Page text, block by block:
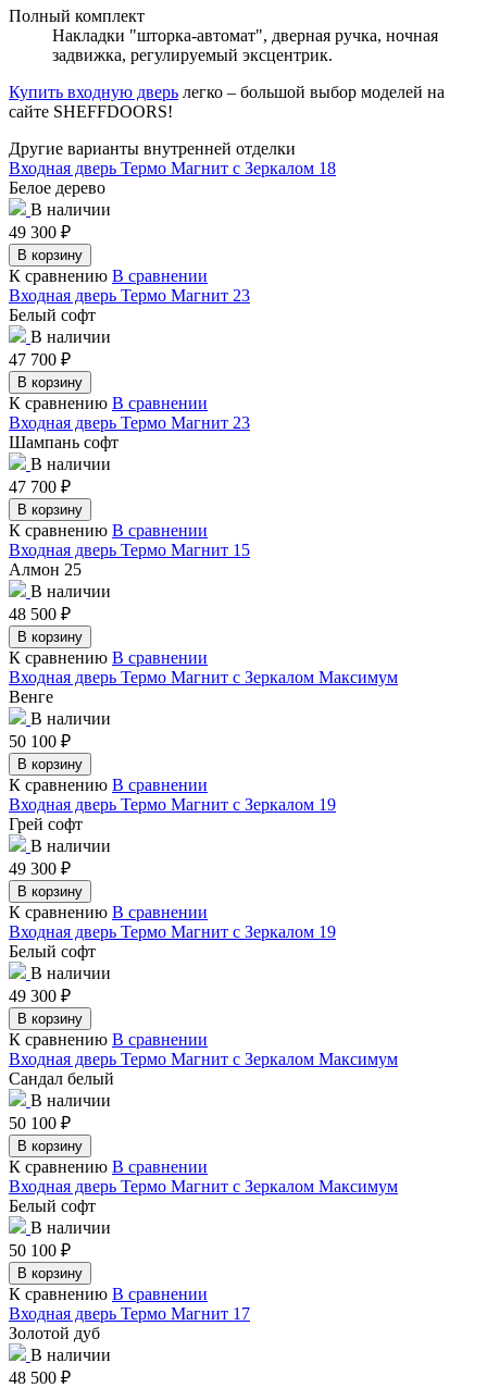
Полный комплект
Накладки "шторка-автомат", дверная ручка, ночная
задвижка, регулируемый эксцентрик.
Купить входную дверь легко – большой выбор моделей на
сайте SHEFFDOORS!
Другие варианты внутренней отделки
Входная дверь Термо Магнит с Зеркалом 18
Белое дерево
В наличии
49 300 ₽
В корзину
К сравнению В сравнении
Входная дверь Термо Магнит 23
Белый софт
В наличии
47 700 ₽
В корзину
К сравнению В сравнении
Входная дверь Термо Магнит 23
Шампань софт
В наличии
47 700 ₽
В корзину
К сравнению В сравнении
Входная дверь Термо Магнит 15
Алмон 25
В наличии
48 500 ₽
В корзину
К сравнению В сравнении
Входная дверь Термо Магнит с Зеркалом Максимум
Венге
В наличии
50 100 ₽
В корзину
К сравнению В сравнении
Входная дверь Термо Магнит с Зеркалом 19
Грей софт
В наличии
49 300 ₽
В корзину
К сравнению В сравнении
Входная дверь Термо Магнит с Зеркалом 19
Белый софт
В наличии
49 300 ₽
В корзину
К сравнению В сравнении
Входная дверь Термо Магнит с Зеркалом Максимум
Сандал белый
В наличии
50 100 ₽
В корзину
К сравнению В сравнении
Входная дверь Термо Магнит с Зеркалом Максимум
Белый софт
В наличии
50 100 ₽
В корзину
К сравнению В сравнении
Входная дверь Термо Магнит 17
Золотой дуб
В наличии
48 500 ₽